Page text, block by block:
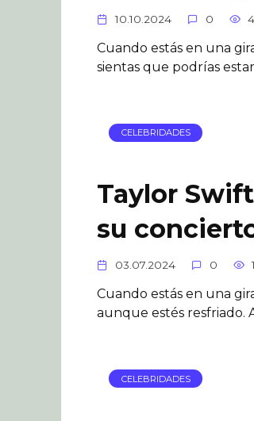
10.10.2024 0
Cuando estás en una
sientas que podrías
CELEBRIDADES
Taylor
su
03.07.2024 0
Cuando estás en una
aunque estés resfriado.
CELEBRIDADES